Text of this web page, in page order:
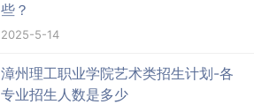
些？
2025-5-14
漳州理工职业学院艺术类招生计划-各
专业招生人数是多少